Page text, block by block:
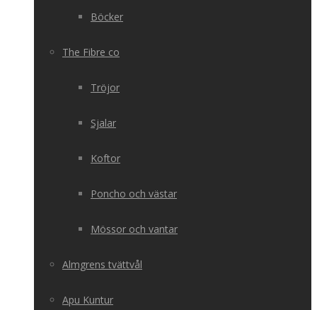
Böcker
The Fibre co
Tröjor
Sjalar
Koftor
Poncho och västar
Mössor och vantar
Almgrens tvättvål
Apu Kuntur